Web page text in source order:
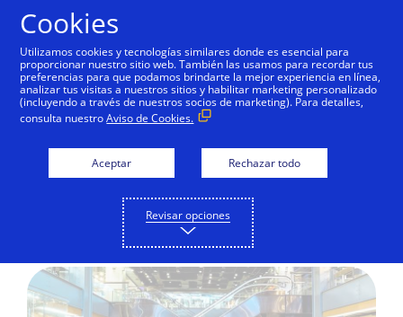
Visa Direct – Cómo funciona
Conozca cómo hace posible Visa
Direct que las personas y las
empresas efectúen pagos entre sí en
tiempo real en las redes
internacionales de Visa.
Cookies
Utilizamos cookies y tecnologías similares donde es esencial para
proporcionar nuestro sitio web. También las usamos para recordar tus
preferencias para que podamos brindarte la mejor experiencia en línea,
analizar tus visitas a nuestros sitios y habilitar marketing personalizado
(incluyendo a través de nuestros socios de marketing). Para detalles,
consulta nuestroAviso de Cookies.
Aceptar Rechazar todo
Revisar opciones